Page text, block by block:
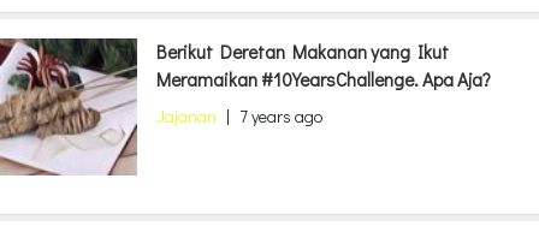
Berikut Deretan Makanan yang Ikut
Meramaikan #10YearsChallenge. Apa Aja?
Jajanan | 7 years ago